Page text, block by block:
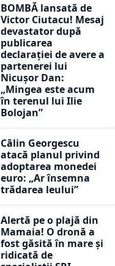
BOMBĂ lansată de
Victor Ciutacu! Mesaj
devastator după
publicarea
declarației de avere a
partenerei lui
Nicușor Dan:
„Mingea este acum
în terenul lui Ilie
Bolojan”
Călin Georgescu
atacă planul privind
adoptarea monedei
euro: „Ar însemna
trădarea leului”
Alertă pe o plajă din
Mamaia! O dronă a
fost găsită în mare și
ridicată de